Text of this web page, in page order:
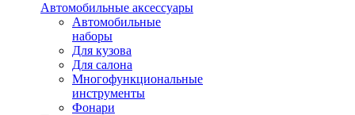
Автомобильные аксессуары
Автомобильные
наборы
Для кузова
Для салона
Многофункциональные
инструменты
Фонари